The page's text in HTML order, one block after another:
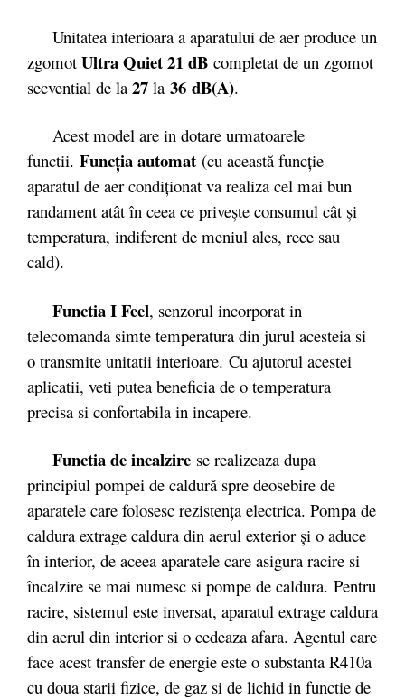
Unitatea interioara a aparatului de aer produce un
zgomot Ultra Quiet 21 dB completat de un zgomot
secvential de la 27 la 36 dB(A).
Acest model are in dotare urmatoarele
functii. Funcţia automat (cu această funcţie
aparatul de aer condiţionat va realiza cel mai bun
randament atât în ceea ce priveşte consumul cât şi
temperatura, indiferent de meniul ales, rece sau
cald).
Functia I Feel, senzorul incorporat in
telecomanda simte temperatura din jurul acesteia si
o transmite unitatii interioare. Cu ajutorul acestei
aplicatii, veti putea beneficia de o temperatura
precisa si confortabila in incapere.
Functia de incalzire se realizeaza dupa
principiul pompei de caldură spre deosebire de
aparatele care folosesc rezistenţa electrica. Pompa de
caldura extrage caldura din aerul exterior şi o aduce
în interior, de aceea aparatele care asigura racire si
încalzire se mai numesc si pompe de caldura. Pentru
racire, sistemul este inversat, aparatul extrage caldura
din aerul din interior si o cedeaza afara. Agentul care
face acest transfer de energie este o substanta R410a
cu doua starii fizice, de gaz si de lichid in functie de